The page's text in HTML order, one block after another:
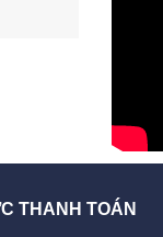
THANH TOÁN